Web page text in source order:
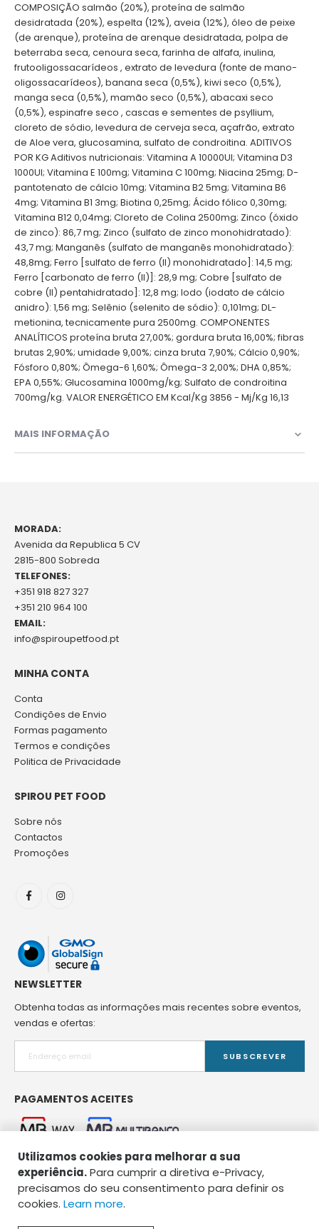
Utilizamos cookies para melhorar a sua
experiência.Para cumprir a diretiva e-Privacy,
precisamos do seu consentimento para definir os
cookies. Learn more.
COMPOSIÇÃO salmão (20%), proteína de salmão
desidratada (20%), espelta (12%), aveia (12%), óleo de peixe
(de arenque), proteína de arenque desidratada, polpa de
beterraba seca, cenoura seca, farinha de alfafa, inulina,
frutooligossacarídeos , extrato de levedura (fonte de mano-
oligossacarídeos), banana seca (0,5%), kiwi seco (0,5%),
manga seca (0,5%), mamão seco (0,5%), abacaxi seco
(0,5%), espinafre seco , cascas e sementes de psyllium,
cloreto de sódio, levedura de cerveja seca, açafrão, extrato
de Aloe vera, glucosamina, sulfato de condroitina. ADITIVOS
POR KG Aditivos nutricionais: Vitamina A 10000UI; Vitamina D3
1000UI; Vitamina E 100mg; Vitamina C 100mg; Niacina 25mg; D-
pantotenato de cálcio 10mg; Vitamina B2 5mg; Vitamina B6
4mg; Vitamina B1 3mg; Biotina 0,25mg; Ácido fólico 0,30mg;
Vitamina B12 0,04mg; Cloreto de Colina 2500mg; Zinco (óxido
de zinco): 86,7 mg; Zinco (sulfato de zinco monohidratado):
43,7 mg; Manganês (sulfato de manganês monohidratado):
48,8mg; Ferro [sulfato de ferro (II) monohidratado]: 14,5 mg;
Ferro [carbonato de ferro (II)]: 28,9 mg; Cobre [sulfato de
cobre (II) pentahidratado]: 12,8 mg; Iodo (iodato de cálcio
anidro): 1,56 mg; Selênio (selenito de sódio): 0,101mg; DL-
metionina, tecnicamente pura 2500mg. COMPONENTES
ANALÍTICOS proteína bruta 27,00%; gordura bruta 16,00%; fibras
brutas 2,90%; umidade 9,00%; cinza bruta 7,90%; Cálcio 0,90%;
Fósforo 0,80%; Ômega-6 1,60%; Ômega-3 2,00%; DHA 0,85%;
EPA 0,55%; Glucosamina 1000mg/kg; Sulfato de condroitina
700mg/kg. VALOR ENERGÉTICO EM Kcal/Kg 3856 - Mj/Kg 16,13
MAIS INFORMAÇÃO
MORADA:
Avenida da Republica 5 CV
2815-800 Sobreda
TELEFONES:
+351 918 827 327
+351 210 964 100
EMAIL:
info@spiroupetfood.pt
MINHA CONTA
Conta
Condições de Envio
Formas pagamento
Termos e condições
Politica de Privacidade
SPIROU PET FOOD
Sobre nós
Contactos
Promoções
NEWSLETTER
Obtenha todas as informações mais recentes sobre eventos,
vendas e ofertas:
SUBSCREVER
PAGAMENTOS ACEITES